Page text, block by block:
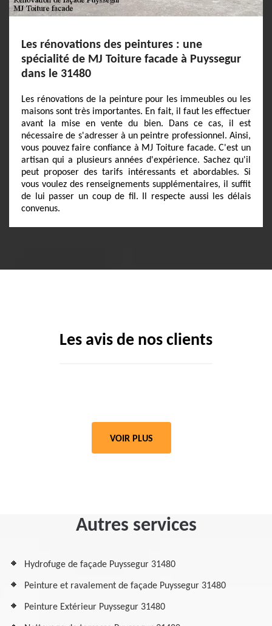
Les rénovations des peintures : une
spécialité de MJ Toiture facade à Puyssegur
dans le 31480
Les rénovations de la peinture pour les immeubles ou les
maisons sont très importantes. En fait, il faut les effectuer
avant la mise en vente du bien. Dans ce cas, il est
nécessaire de s'adresser à un peintre professionnel. Ainsi,
vous pouvez faire confiance à MJ Toiture facade. C'est un
artisan qui a plusieurs années d'expérience. Sachez qu'il
peut proposer des tarifs intéressants et abordables. Si
vous voulez des renseignements supplémentaires, il suffit
de lui passer un coup de fil. Il respecte aussi les délais
convenus.
Les avis de nos clients
VOIR PLUS
Autres services
Hydrofuge de façade Puyssegur 31480
Peinture et ravalement de façade Puyssegur 31480
Peinture Extérieur Puyssegur 31480